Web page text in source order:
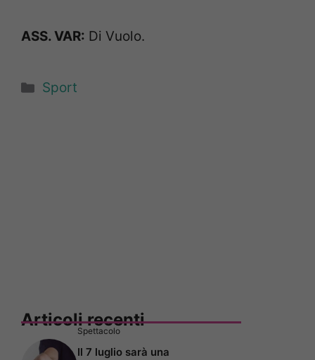
ASS. VAR: Di Vuolo.
Categorie
Sport
Articoli recenti
Spettacolo
Il 7 luglio sarà una